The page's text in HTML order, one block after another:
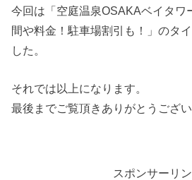
今回は「空庭温泉OSAKAベイタワ
間や料金！駐車場割引も！」のタ
した。
それでは以上になります。
最後までご覧頂きありがとうござい
スポンサーリ